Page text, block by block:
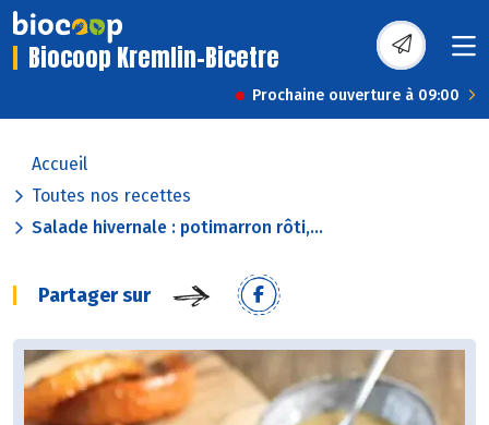
Biocoop Kremlin-Bicetre
Prochaine ouverture à 09:00
Accueil
Toutes nos recettes
Salade hivernale : potimarron rôti,...
Partager sur